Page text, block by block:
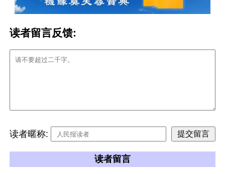
读者留言反馈:
读者暱称:
读者留言